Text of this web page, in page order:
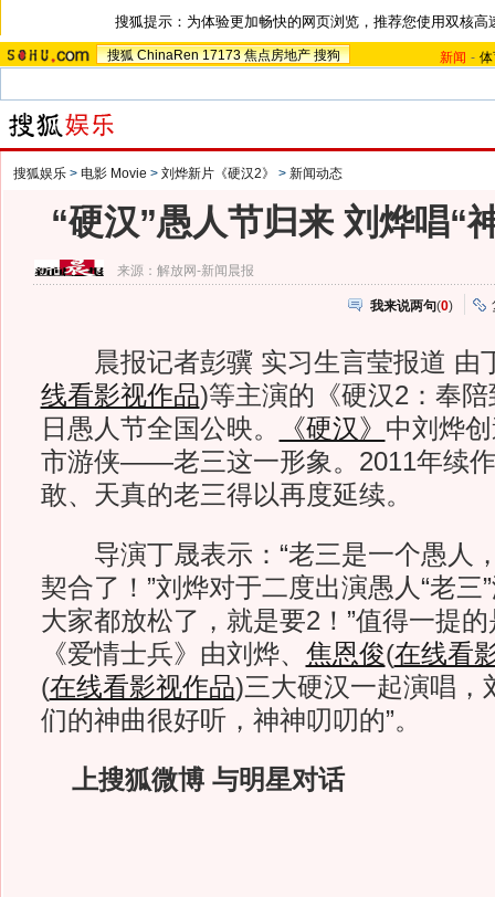
搜狐提示：为体验更加畅快的网页浏览，推荐您使用双核高
搜狐 ChinaRen 17173 焦点房地产 搜狗 新闻 -
搜狐娱乐 > 电影 Movie > 刘烨新片《硬汉2》 > 新闻动态
“硬汉”愚人节归来 刘烨唱“
来源：解放网-新闻晨报
我来说两句(0)
晨报记者彭骥 实习生言莹报道 由
线看影视作品)等主演的《硬汉2：奉
日愚人节全国公映。
《硬汉》 中刘烨
市游侠——老三这一形象。2011年续
敢、天真的老三得以再度延续。
导演丁晟表示：“老三是一个愚人
契合了！”刘烨对于二度出演愚人“老三
大家都放松了，就是要2！”值得一提
《爱情士兵》由刘烨、 焦恩俊(在线看
(在线看影视作品)三大硬汉一起演唱，
们的神曲很好听，神神叨叨的”。
上搜狐微博 与明星对话